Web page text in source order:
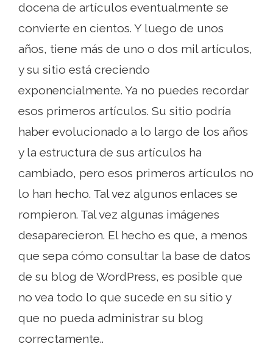
docena de artículos eventualmente se
convierte en cientos. Y luego de unos
años, tiene más de uno o dos mil artículos,
y su sitio está creciendo
exponencialmente. Ya no puedes recordar
esos primeros artículos. Su sitio podría
haber evolucionado a lo largo de los años
y la estructura de sus artículos ha
cambiado, pero esos primeros artículos no
lo han hecho. Tal vez algunos enlaces se
rompieron. Tal vez algunas imágenes
desaparecieron. El hecho es que, a menos
que sepa cómo consultar la base de datos
de su blog de WordPress, es posible que
no vea todo lo que sucede en su sitio y
que no pueda administrar su blog
correctamente..